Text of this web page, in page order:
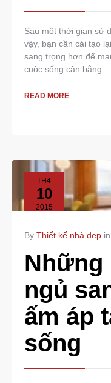
Sau một thời gian sử
vậy, bạn cần cải tạo
sang trọng hơn để
cuộc sống cân bằng.
READ MORE
TH4
10
2015
COMMENTS
By Thiết kế nhà đẹp in
Những
ngủ
ấm áp
sống